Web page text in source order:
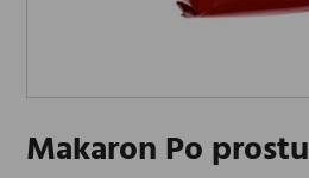
Makaron Po prostu